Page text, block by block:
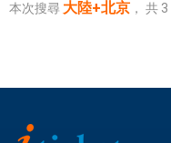
本次搜尋 大陸+北京 ， 共 3